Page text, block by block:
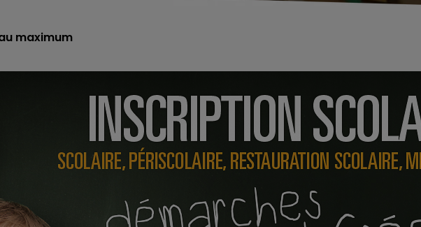
maximum